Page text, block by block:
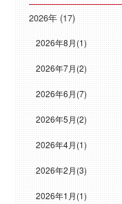
2026年 (17)
2026年8月(1)
2026年7月(2)
2026年6月(7)
2026年5月(2)
2026年4月(1)
2026年2月(3)
2026年1月(1)